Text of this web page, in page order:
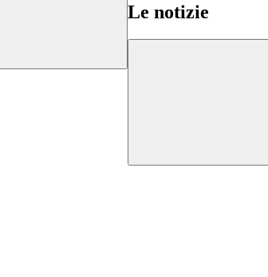
Le notizie